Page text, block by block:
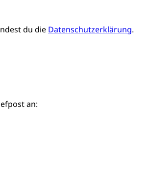
du die Datenschutzerklärung.
an: